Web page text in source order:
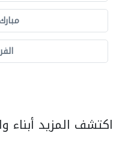
اكتشف المزيد أبناء